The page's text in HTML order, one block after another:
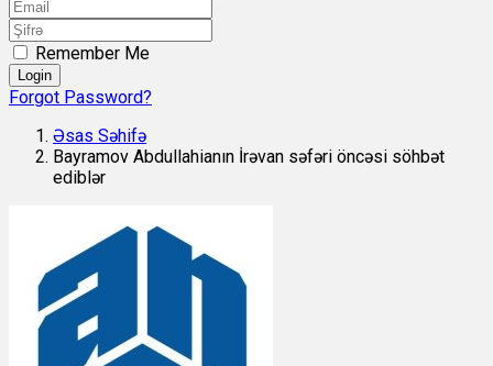
Remember Me
Login
Forgot Password?
Əsas Səhifə
Bayramov Abdullahianın İrəvan səfəri öncəsi söhbət
ediblər